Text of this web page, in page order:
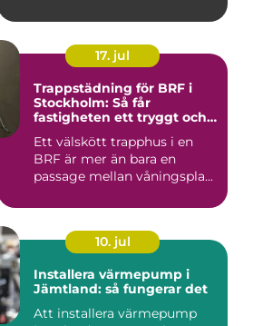
17. jul
Trappstädning för BRF i
Stockholm: Så får
fastigheten ett tryggt och
Ett välskött trapphus i en
BRF är mer än bara en
passage mellan våningspla...
10. jul
Installera värmepump i
Jämtland: så fungerar det
Att installera värmepump